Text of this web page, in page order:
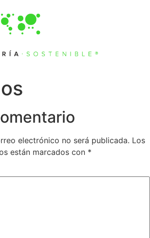
electrónico no será publicada. Los
están marcados con *